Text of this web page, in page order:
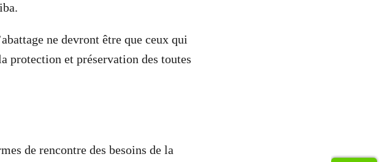
ne devront être que ceux qui
protection et préservation des toutes
de rencontre des besoins de la